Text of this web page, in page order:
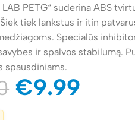
PETG“ suderina ABS
tiek lankstus ir itin
Specialūs
ir spalvos stabilumą.
spausdiniams.
€9.99